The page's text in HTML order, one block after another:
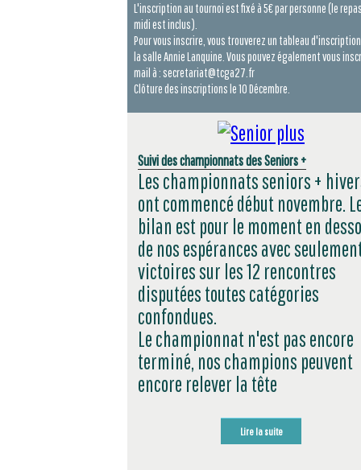
L'inscription au tournoi est fixé à 5€ par personne (le
midi est inclus).
Pour vous inscrire, vous trouverez un tableau
la salle Annie Lanquine. Vous pouvez également vous
mail à : secretariat@tcga27.fr
Clôture des inscriptions le 10 Décembre.
Suivi des championnats des Seniors +
Les championnats seniors +
ont commencé début novembre.
bilan est pour le moment en
de nos espérances avec
victoires sur les 12 rencontres
disputées toutes catégories
confondues.
Le championnat n'est pas encore
terminé, nos champions peuvent
encore relever la tête
Lire la suite